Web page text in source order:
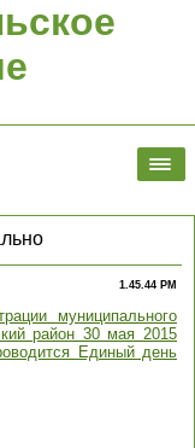
1.45.44 PM
муниципального
район 30 мая 2015
Единый день